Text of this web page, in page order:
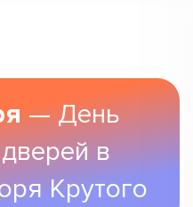
— День
в
Крутого